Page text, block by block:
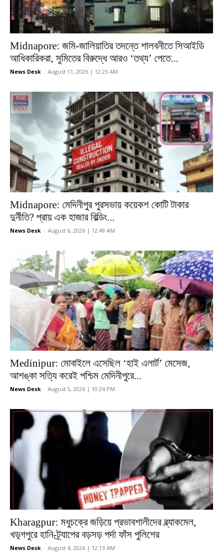
Midnapore: জমি-জালিয়াতির তদন্তে শালবনীতে সিআইডি
আধিকারিকরা, সুমিতের বিরুদ্ধে আরও ‘তথ্য’ পেতে...
News Desk - August 11, 2026 | 12:23 AM
Midnapore: মেদিনীপুর পুরসভায় কয়েকশ কোটি টাকার
দুর্নীতি? প্রায় এক হাজার বিল্ডিং...
News Desk - August 6, 2026 | 12:49 AM
Medinipur: মোবাইলে এসেছিল ‘হাই এলার্ট’ মেসেজ,
আশঙ্কা সত্যি করেই পশ্চিম মেদিনীপুরে...
News Desk - August 5, 2026 | 10:24 PM
Kharagpur: মধুচক্রে জড়িয়ে প্রভাবশালীদের ব্ল্যাকমেল,
খড়্গপুরে হানি-ট্র্যাপের বড়সড় পর্দা ফাঁস পুলিশের
News Desk - August 4, 2026 | 12:13 AM